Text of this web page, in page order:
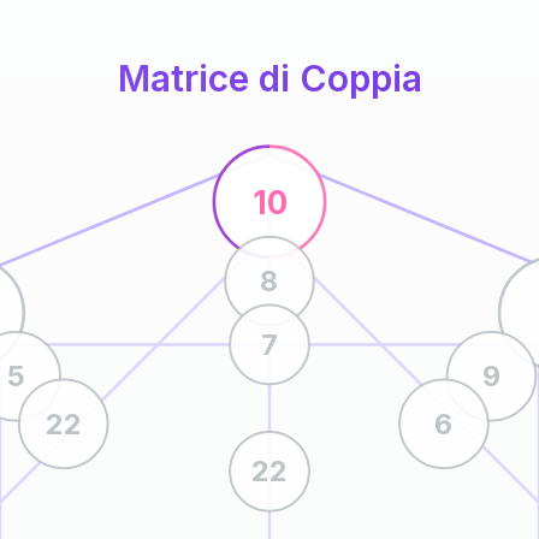
Matrice di Coppia
10
8
7
22
5
22
9
6